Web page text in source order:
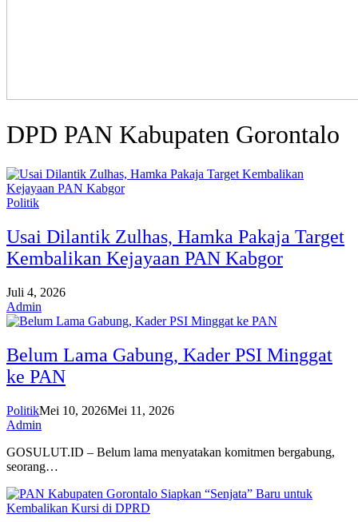
DPD PAN Kabupaten Gorontalo
Politik
Usai Dilantik Zulhas, Hamka Pakaja Target
Kembalikan Kejayaan PAN Kabgor
Juli 4, 2026
Admin
Belum Lama Gabung, Kader PSI Minggat
ke PAN
PolitikMei 10, 2026Mei 11, 2026
Admin
GOSULUT.ID – Belum lama menyatakan komitmen bergabung,
seorang…